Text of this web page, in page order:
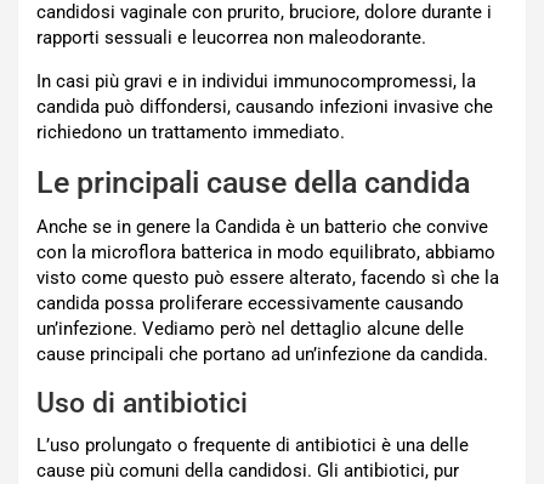
candidosi vaginale con prurito, bruciore, dolore durante i
rapporti sessuali e leucorrea non maleodorante.
In casi più gravi e in individui immunocompromessi, la
candida può diffondersi, causando infezioni invasive che
richiedono un trattamento immediato.
Le principali cause della candida
Anche se in genere la Candida è un batterio che convive
con la microflora batterica in modo equilibrato, abbiamo
visto come questo può essere alterato, facendo sì che la
candida possa proliferare eccessivamente causando
un’infezione. Vediamo però nel dettaglio alcune delle
cause principali che portano ad un’infezione da candida.
Uso di antibiotici
L’uso prolungato o frequente di antibiotici è una delle
cause più comuni della candidosi. Gli antibiotici, pur